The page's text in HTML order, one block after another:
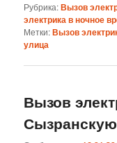
Рубрика:Вызов
электрика в ночное
Метки:Вызов
улица
Вызов